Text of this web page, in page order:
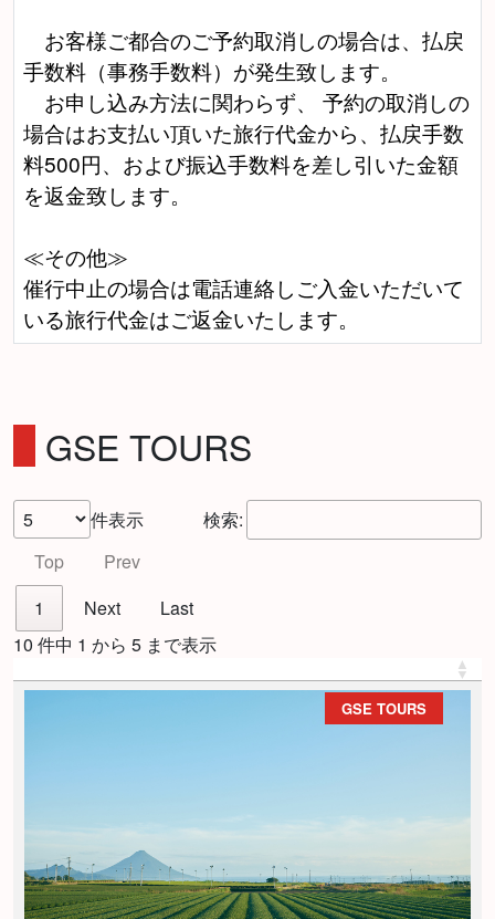
お客様ご都合のご予約取消しの場合は、払戻
手数料（事務手数料）が発生致します。
お申し込み方法に関わらず、 予約の取消しの
場合はお支払い頂いた旅行代金から、払戻手数
料500円、および振込手数料を差し引いた金額
を返金致します。
≪その他≫
催行中止の場合は電話連絡しご入金いただいて
いる旅行代金はご返金いたします。
GSE TOURS
件表示
検索:
Top
Prev
1
Next
Last
10 件中 1 から 5 まで表示
GSE TOURS